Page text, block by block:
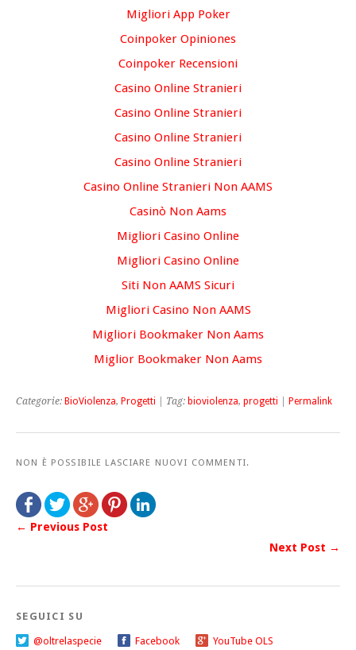
Migliori App Poker
Coinpoker Opiniones
Coinpoker Recensioni
Casino Online Stranieri
Casino Online Stranieri
Casino Online Stranieri
Casino Online Stranieri
Casino Online Stranieri Non AAMS
Casinò Non Aams
Migliori Casino Online
Migliori Casino Online
Siti Non AAMS Sicuri
Migliori Casino Non AAMS
Migliori Bookmaker Non Aams
Miglior Bookmaker Non Aams
Categorie: BioViolenza, Progetti | Tag: bioviolenza, progetti Permalink
NON È POSSIBILE LASCIARE NUOVI COMMENTI.
← Previous Post
Next Post →
SEGUICI SU
@oltrelaspecie Facebook YouTube OLS